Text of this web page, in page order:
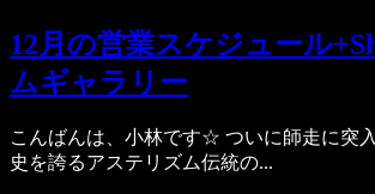
12月の営業スケジュール
ムギャラリー
こんばんは、小林です☆ ついに師走に突
史を誇るアステリズム伝統の...